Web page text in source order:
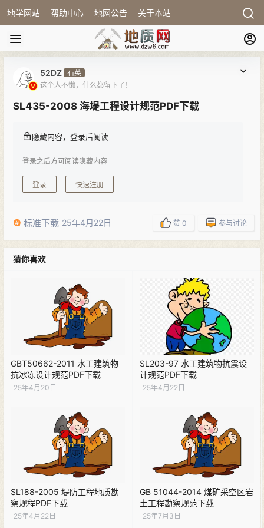
地学网站 帮助中心 地网公告 关于本站
52DZ 石英
这个人不懒，什么都留下了！
SL435-2008 海堤工程设计规范PDF下载
隐藏内容，登录后阅读
登录之后方可阅读隐藏内容
登录 快速注册
标准下载 25年4月22日 赞 0 参与讨论
猜你喜欢
GBT50662-2011 水工建筑物
抗冰冻设计规范PDF下载
25年4月20日
SL203-97 水工建筑物抗震设
计规范PDF下载
25年4月22日
SL188-2005 堤防工程地质勘
察规程PDF下载
25年4月22日
GB 51044-2014 煤矿采空区岩
土工程勘察规范下载
25年7月3日